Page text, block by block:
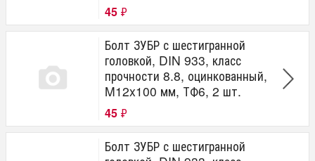
45 ₽
Болт ЗУБР с шестигранной
головкой, DIN 933, класс
прочности 8.8, оцинкованный,
M12x100 мм, ТФ6, 2 шт.
45 ₽
Болт ЗУБР с шестигранной